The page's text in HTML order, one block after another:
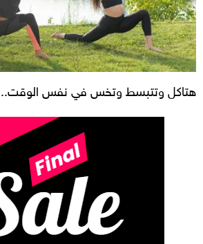
هتاكل وتتبسط وتخس في نفس الوقت..